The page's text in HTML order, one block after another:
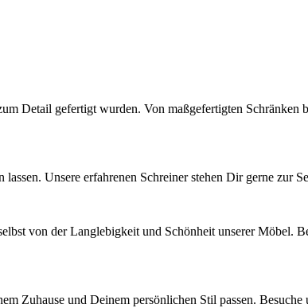
Detail gefertigt wurden. Von maßgefertigten Schränken
Unsere erfahrenen Schreiner stehen Dir gerne zur
von der Langlebigkeit und Schönheit unserer Möbel.
Zuhause und Deinem persönlichen Stil passen.